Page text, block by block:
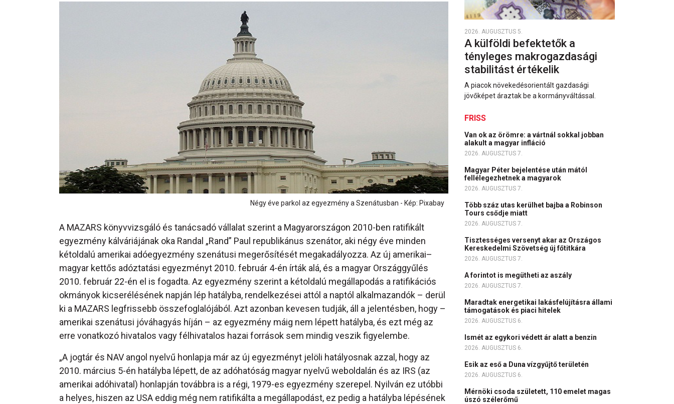
Négy éve parkol az egyezmény a Szenátusban - Kép: Pixabay
A MAZARS könyvvizsgáló és tanácsadó vállalat szerint a Magyarországon 2010-ben ratifikált
egyezmény kálváriájának oka Randal „Rand” Paul republikánus szenátor, aki négy éve minden
kétoldalú amerikai adóegyezmény szenátusi megerősítését megakadályozza. Az új amerikai–
magyar kettős adóztatási egyezményt 2010. február 4-én írták alá, és a magyar Országgyűlés
2010. február 22-én el is fogadta. Az egyezmény szerint a kétoldalú megállapodás a ratifikációs
okmányok kicserélésének napján lép hatályba, rendelkezései attól a naptól alkalmazandók – derül
ki a MAZARS legfrissebb összefoglalójából. Azt azonban kevesen tudják, áll a jelentésben, hogy –
amerikai szenátusi jóváhagyás híján – az egyezmény máig nem lépett hatályba, és ezt még az
erre vonatkozó hivatalos vagy félhivatalos hazai források sem mindig veszik figyelembe.
„A jogtár és NAV angol nyelvű honlapja már az új egyezményt jelöli hatályosnak azzal, hogy az
2010. március 5-én hatályba lépett, de az adóhatóság magyar nyelvű weboldalán és az IRS (az
amerikai adóhivatal) honlapján továbbra is a régi, 1979-es egyezmény szerepel. Nyilván ez utóbbi
a helyes, hiszen az USA eddig még nem ratifikálta a megállapodást, ez pedig a hatályba lépésének
2026. AUGUSZTUS 5.
A külföldi befektetők a
tényleges makrogazdasági
stabilitást értékelik
A piacok növekedésorientált gazdasági
jövőképet áraztak be a kormányváltással.
FRISS
Van ok az örömre: a vártnál sokkal jobban
alakult a magyar infláció
2026. AUGUSZTUS 7.
Magyar Péter bejelentése után mától
fellélegezhetnek a magyarok
2026. AUGUSZTUS 7.
Több száz utas kerülhet bajba a Robinson
Tours csődje miatt
2026. AUGUSZTUS 7.
Tisztességes versenyt akar az Országos
Kereskedelmi Szövetség új főtitkára
2026. AUGUSZTUS 7.
A forintot is megütheti az aszály
2026. AUGUSZTUS 7.
Maradtak energetikai lakásfelújításra állami
támogatások és piaci hitelek
2026. AUGUSZTUS 6.
Ismét az egykori védett ár alatt a benzin
2026. AUGUSZTUS 6.
Esik az eső a Duna vízgyűjtő területén
2026. AUGUSZTUS 6.
Mérnöki csoda született, 110 emelet magas
úszó szélerőmű